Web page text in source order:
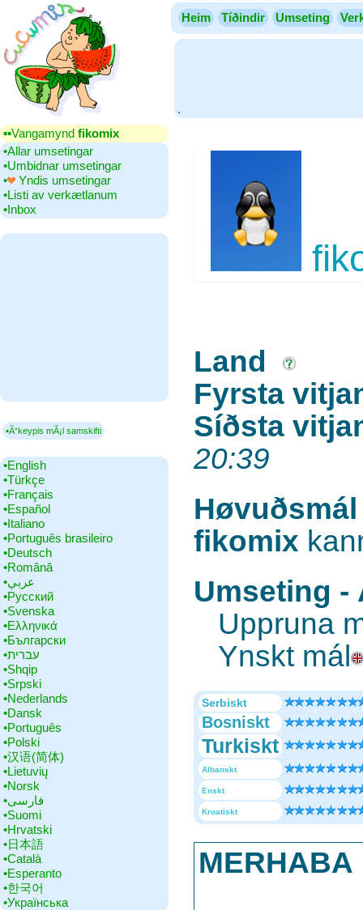
Heim Tíðindir Umseting
.
▪▪‎Vangamynd fikomix
•‎Allar umsetingar
•‎Umbidnar umsetingar
•‎
Yndis umsetingar
•‎Listi av verkætlanum
•‎Inbox
▪Ã“keypis mÃ¡l samskifti
•‎English
•‎Türkçe
•‎Français
•‎Español
•‎Italiano
•‎Português brasileiro
•‎Deutsch
•‎Română
•‎عربي
•‎Русский
•‎Svenska
•‎Ελληνικά
•‎Български
•‎עברית
•‎Shqip
•‎Srpski
•‎Nederlands
•‎Dansk
•‎Português
•‎Polski
•‎汉语(简体)
•‎Lietuvių
•‎Norsk
•‎فارسی
•‎Suomi
•‎Hrvatski
•‎日本語
•‎Català
•‎Esperanto
•‎한국어
•‎Українська
Land
Fyrsta
Síðsta
20:39
Høvuðsmál
fikomix
Umseting -
Uppruna
Ynskt mál
Serbiskt
Bosniskt
Turkiskt
Albanskt
Enskt
Kroatiskt
MERHABA